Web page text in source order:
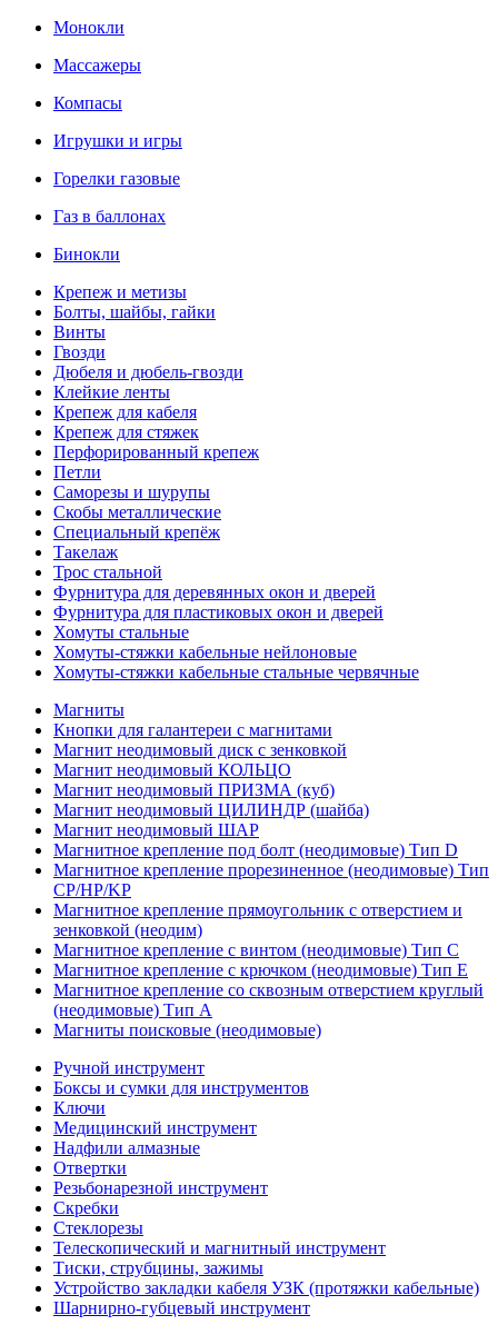
Монокли
Массажеры
Компасы
Игрушки и игры
Горелки газовые
Газ в баллонах
Бинокли
Крепеж и метизы
Болты, шайбы, гайки
Винты
Гвозди
Дюбеля и дюбель-гвозди
Клейкие ленты
Крепеж для кабеля
Крепеж для стяжек
Перфорированный крепеж
Петли
Саморезы и шурупы
Скобы металлические
Специальный крепёж
Такелаж
Трос стальной
Фурнитура для деревянных окон и дверей
Фурнитура для пластиковых окон и дверей
Хомуты стальные
Хомуты-стяжки кабельные нейлоновые
Хомуты-стяжки кабельные стальные червячные
Магниты
Кнопки для галантереи с магнитами
Магнит неодимовый диск с зенковкой
Магнит неодимовый КОЛЬЦО
Магнит неодимовый ПРИЗМА (куб)
Магнит неодимовый ЦИЛИНДР (шайба)
Магнит неодимовый ШАР
Магнитное крепление под болт (неодимовые) Тип D
Магнитное крепление прорезиненное (неодимовые) Тип
CP/HP/KP
Магнитное крепление прямоугольник с отверстием и
зенковкой (неодим)
Магнитное крепление с винтом (неодимовые) Тип С
Магнитное крепление с крючком (неодимовые) Тип Е
Магнитное крепление со сквозным отверстием круглый
(неодимовые) Тип А
Магниты поисковые (неодимовые)
Ручной инструмент
Боксы и сумки для инструментов
Ключи
Медицинский инструмент
Надфили алмазные
Отвертки
Резьбонарезной инструмент
Скребки
Стеклорезы
Телескопический и магнитный инструмент
Тиски, струбцины, зажимы
Устройство закладки кабеля УЗК (протяжки кабельные)
Шарнирно-губцевый инструмент